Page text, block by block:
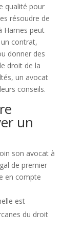
qualité pour
résoudre de
Harnes peut
contrat,
donner des
droit de la
un avocat
conseils.
un
son avocat à
de premier
en compte
est
du droit